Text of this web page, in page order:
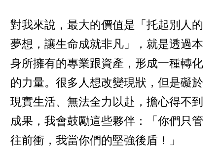
對我來說，最大的價值是「托起別人的
夢想，讓生命成就非凡」，就是透過本
身所擁有的專業跟資產，形成一種轉化
的力量。很多人想改變現狀，但是礙於
現實生活、無法全力以赴，擔心得不到
成果，我會鼓勵這些夥伴：「你們只管
往前衝，我當你們的堅強後盾！」